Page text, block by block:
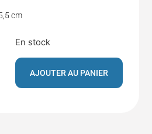
cm
En stock
AJOUTER AU PANIER